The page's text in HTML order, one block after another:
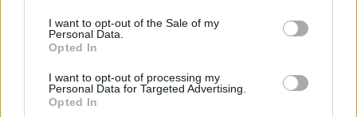
I want to opt-out of the Sale of my
Personal Data.
Opted In
I want to opt-out of processing my
Personal Data for Targeted Advertising.
Opted In